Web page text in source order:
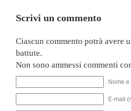
Scrivi un commento
Ciascun commento potrà avere
battute.
Non sono ammessi commenti
Nome
E-mail